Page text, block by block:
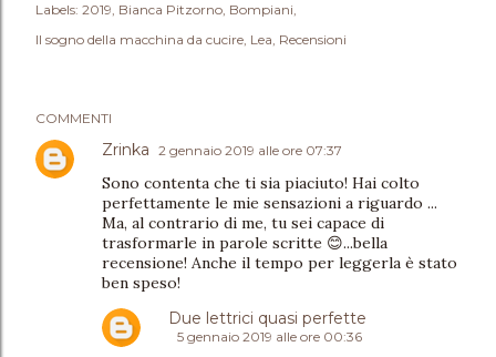
Labels: 2019 Bianca Pitzorno Bompiani
Il sogno della macchina da cucire Lea Recensioni
COMMENTI
Zrinka 2 gennaio 2019 alle ore 07:37
Sono contenta che ti sia piaciuto! Hai colto
perfettamente le mie sensazioni a riguardo ...
Ma, al contrario di me, tu sei capace di
trasformarle in parole scritte 😊...bella
recensione! Anche il tempo per leggerla è stato
ben speso!
Due lettrici quasi perfette
5 gennaio 2019 alle ore 00:36